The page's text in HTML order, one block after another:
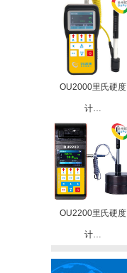
OU2000里氏硬度
计…
OU2200里氏硬度
计…